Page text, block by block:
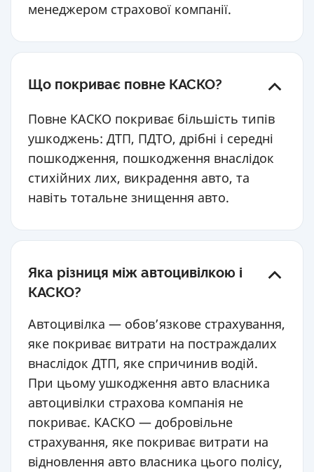
менеджером страхової компанії.
Що покриває повне КАСКО?
Повне КАСКО покриває більшість типів
ушкоджень: ДТП, ПДТО, дрібні і середні
пошкодження, пошкодження внаслідок
стихійних лих, викрадення авто, та
навіть тотальне знищення авто.
Яка різниця між автоцивілкою і
КАСКО?
Автоцивілка — обов’язкове страхування,
яке покриває витрати на постраждалих
внаслідок ДТП, яке спричинив водій.
При цьому ушкодження авто власника
автоцивілки страхова компанія не
покриває. КАСКО — добровільне
страхування, яке покриває витрати на
відновлення авто власника цього полісу,